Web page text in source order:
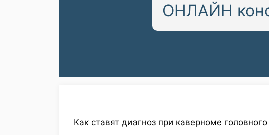
ОНЛАЙН
Как ставят диагноз при каверноме